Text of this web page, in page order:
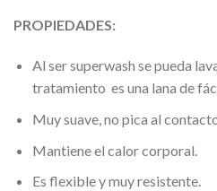
PROPIEDADES:
Al ser superwash se pueda
tratamiento es una lana de
Muy suave, no pica al
Mantiene el calor corporal.
Es flexible y muy resistente.